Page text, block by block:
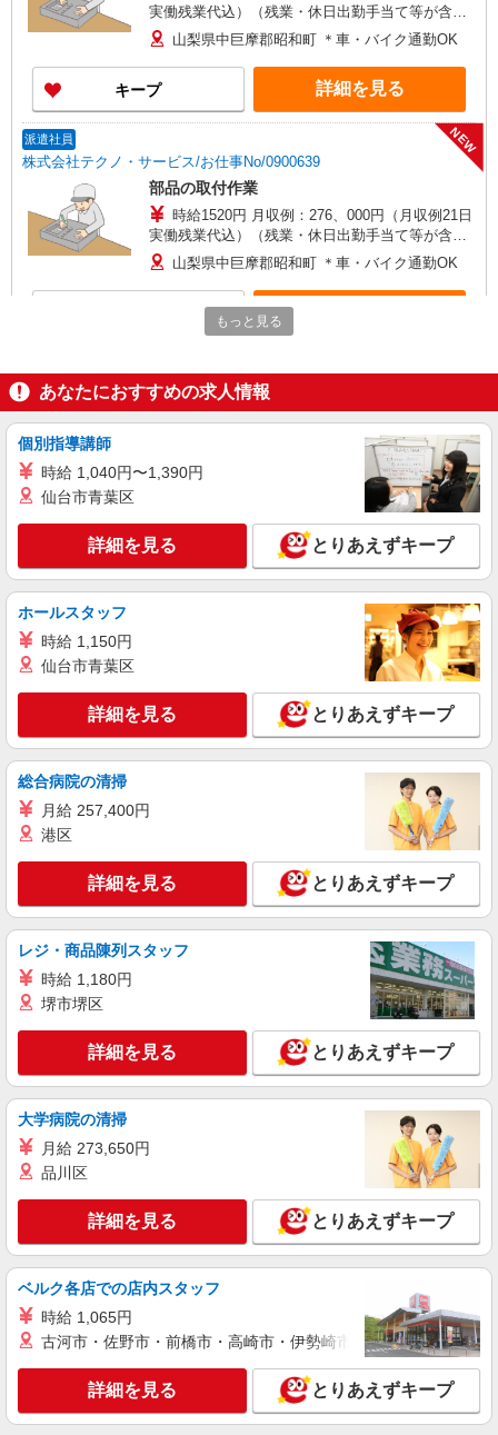
実働残業代込）（残業・休日出勤手当て等が含ま
れています） 交通費全額支給
山梨県中巨摩郡昭和町 ＊車・バイク通勤OK
キープ 詳細を見る
派遣社員
株式会社テクノ・サービス/お仕事No/0900639
NEW
部品の取付作業
時給1520円 月収例：276、000円（月収例21日
実働残業代込）（残業・休日出勤手当て等が含ま
れています） 交通費全額支給
山梨県中巨摩郡昭和町 ＊車・バイク通勤OK
株式会社テクノ・サービス/お仕事No/0882683
金属製品の仕上げ作業
時給1350円 月収例：226、000円以上可能（月
収例）（残業・休日出勤手当て等が含まれていま
す） 交通費全額支給
山梨県中巨摩郡昭和町 ＊車・バイク通勤OK
キープ 詳細を見る
株式会社テクノ・サービス/お仕事No/0854784
NEW
時給1400円 月収例：235、000円以上可能（月
収例）（残業・休日出勤手当て等が含まれていま
す） 交通費全額支給
山梨県中巨摩郡昭和町 ＊車・バイク通勤OK
キープ 詳細を見る
派遣社員
株式会社テクノ・サービス/お仕事No/0918321
NEW
機械オペレーター
時給1300円 月収例：250、000円（月収例21日
実働残業代込）（残業・休日出勤手当て等が含ま
れています） 交通費全額支給
山梨県中巨摩郡昭和町 ＊車・バイク通勤OK
キープ 詳細を見る
派遣社員
株式会社テクノ・サービス/お仕事No/0884385
NEW
金属製品のバリ取り
時給1400円 月収例：235、000円以上可能（月
収例）（残業・休日出勤手当て等が含まれていま
山梨県中巨摩郡昭和町 ＊車・バイク通勤OK
詳細を見る
派遣社員
株式会社テクノ・サービス/お仕事No/0915995
NEW
時給1450円 月収例：279、000円（月収例21日
実働残業代込）（残業・休日出勤手当て等が含ま
れています） 交通費全額支給
山梨県中巨摩郡昭和町 ＊車・バイク通勤OK
キープ 詳細を見る
もっと見る
あなたにおすすめの求人情報
個別指導講師
時給 1,040円〜1,390円
仙台市青葉区
詳細を見る とりあえずキープ
ホールスタッフ
時給 1,150円
仙台市青葉区
詳細を見る とりあえずキープ
総合病院の清掃
月給 257,400円
港区
詳細を見る とりあえずキープ
レジ・商品陳列スタッフ
時給 1,180円
堺市堺区
詳細を見る とりあえずキープ
大学病院の清掃
月給 273,650円
品川区
詳細を見る とりあえずキープ
ベルク各店での店内スタッフ
時給 1,065円
古河市・佐野市・前橋市・高崎市・伊勢崎市・太田市・館林市
詳細を見る とりあえずキープ